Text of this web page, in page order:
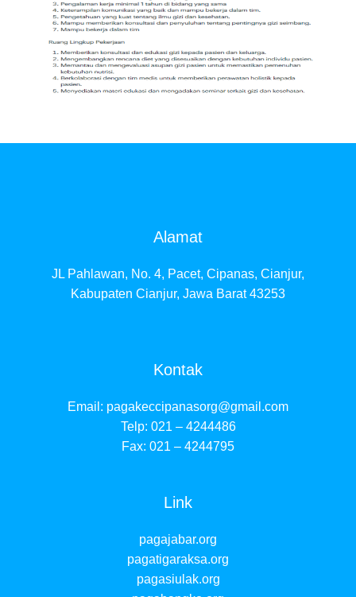
Alamat
JL Pahlawan, No. 4, Pacet, Cipanas, Cianjur,
Kabupaten Cianjur, Jawa Barat 43253
Kontak
Email: pagakeccipanasorg@gmail.com
Telp: 021 – 4244486
Fax: 021 – 4244795
Link
pagajabar.org
pagatigaraksa.org
pagasiulak.org